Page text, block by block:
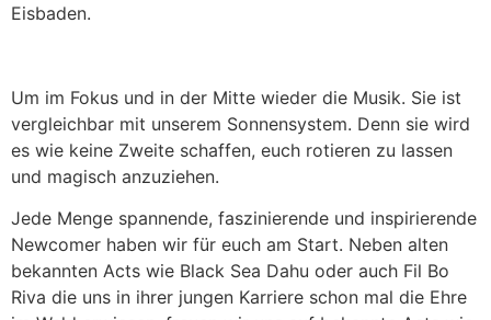
Eisbaden.
Um im Fokus und in der Mitte wieder die Musik. Sie ist
vergleichbar mit unserem Sonnensystem. Denn sie wird
es wie keine Zweite schaffen, euch rotieren zu lassen
und magisch anzuziehen.
Jede Menge spannende, faszinierende und inspirierende
Newcomer haben wir für euch am Start. Neben alten
bekannten Acts wie Black Sea Dahu oder auch Fil Bo
Riva die uns in ihrer jungen Karriere schon mal die Ehre